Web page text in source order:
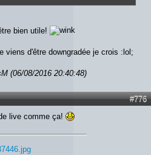
bien utile!
viens d'être downgradée je crois :lol;
(06/08/2016 20:40:48)
#776
live comme ça!